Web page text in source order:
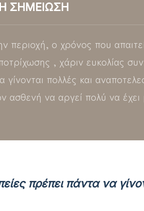
ΣΗΜΕΙΩΣΗ
περιοχή, ο χρόνος που
, χάριν ευκολίας
γίνονται πολλές και
ασθενή να αργεί πολύ να
πρέπει πάντα να